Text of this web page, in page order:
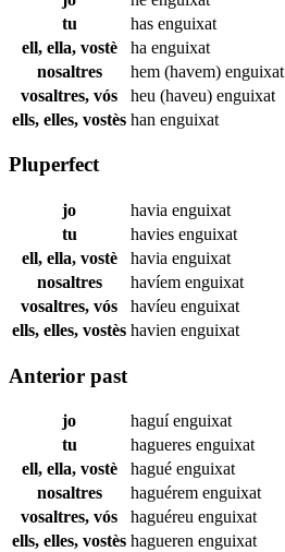
tu
has enguixat
ell, ella, vostè
ha enguixat
nosaltres
hem (havem) enguixat
vosaltres, vós
heu (haveu) enguixat
ells, elles, vostès han enguixat
Pluperfect
jo havia enguixat
tu
havies enguixat
ell, ella, vostè
havia enguixat
nosaltres
havíem enguixat
vosaltres, vós
havíeu enguixat
ells, elles, vostès havien enguixat
Anterior past
jo haguíenguixat
tu
hagueres enguixat
ell, ella, vostè
hagué enguixat
nosaltres
haguérem enguixat
vosaltres, vós
haguéreu enguixat
ells, elles, vostès hagueren enguixat